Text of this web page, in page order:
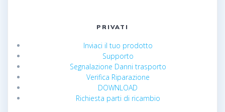
PRIVATI
Inviaci il tuo prodotto
Supporto
Segnalazione Danni trasporto
Verifica Riparazione
DOWNLOAD
Richiesta parti di ricambio